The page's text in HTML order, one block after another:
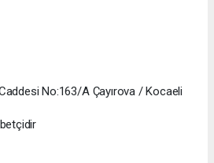
No:163/A Çayırova / Kocaeli